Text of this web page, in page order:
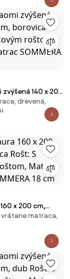
zvýšená 140 x 200
S latkovým
Matrac
drevená,
x 200 cm,
S latkovým
Matrac
vrátane matraca,